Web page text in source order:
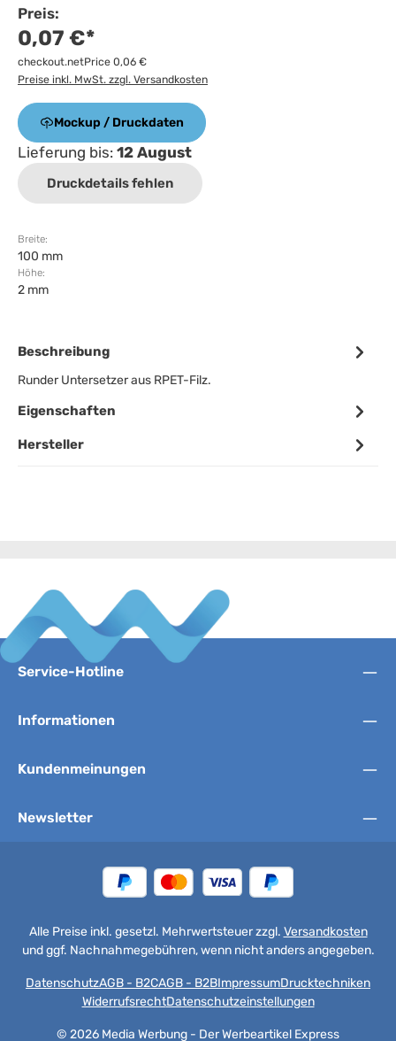
Preis:
0,07 €*
checkout.netPrice 0,06 €
Preise inkl. MwSt. zzgl. Versandkosten
Mockup / Druckdaten
Lieferung bis: 12 August
Druckdetails fehlen
Breite:
100 mm
Höhe:
2 mm
Beschreibung
Runder Untersetzer aus RPET-Filz.
Eigenschaften
Hersteller
Service-Hotline
Informationen
Kundenmeinungen
Newsletter
Alle Preise inkl. gesetzl. Mehrwertsteuer zzgl. Versandkosten
und ggf. Nachnahmegebühren, wenn nicht anders angegeben.
© 2026 Media Werbung - Der Werbeartikel Express
DatenschutzAGB - B2CAGB - B2BImpressumDrucktechniken
WiderrufsrechtDatenschutzeinstellungen